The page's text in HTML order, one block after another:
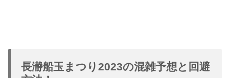
長瀞船玉まつり2023の混雑予想と回避